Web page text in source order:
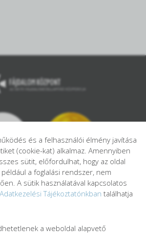
tájékoztató
és a felhasználói élmény javítása
(cookie-kat) alkalmaz. Amennyiben
sütit, előfordulhat, hogy az oldal
a foglalási rendszer, nem
A sütik használatával kapcsolatos
Adatkezelési Tájékoztatónkban találhatja
a weboldal alapvető